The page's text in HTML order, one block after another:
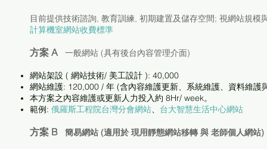
目前提供技術諮詢, 教育訓練, 初期建置及儲存空間; 視網站規模
計算機室網站收費標準
方案 A 一般網站 (具有後台內容管理介面)
網站架設 ( 網站技術/ 美工設計 ): 40,000
網站維護: 120,000 / 年 (含內容維護更新、系統維護、資料維護
本方案之內容維護或更新人力投入約 8Hr/ week。
範例: 俄羅斯工程院台灣分會網站、 台大智慧生活中心網站
方案 B 簡易網站 (適用於 現用靜態網站移轉 與 老師個人網站)